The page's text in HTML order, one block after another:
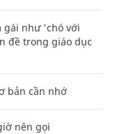
gái như 'chó với
đề trong giáo dục
bản cần nhớ
nên gọi